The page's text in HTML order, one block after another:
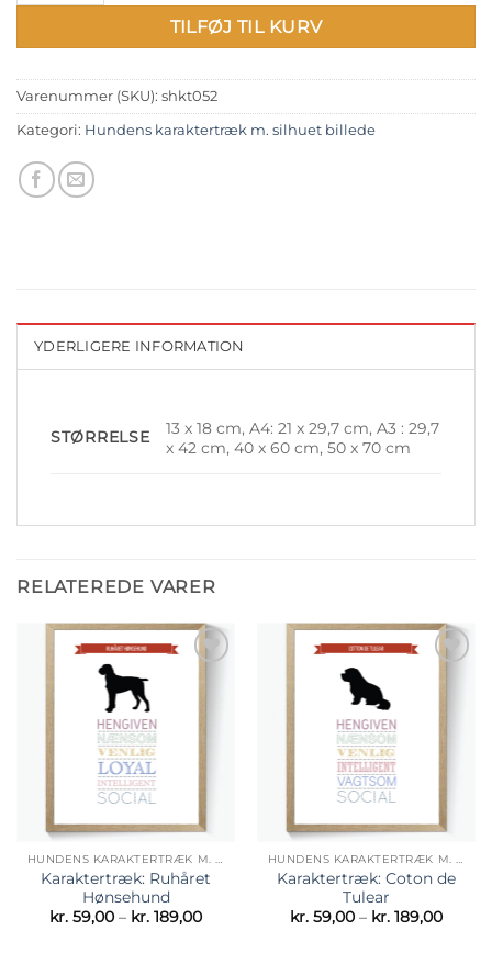
TILFØJ TIL KURV
Varenummer (SKU): shkt052
Kategori: Hundens karaktertræk m. silhuet billede
YDERLIGERE INFORMATION
STØRRELSE
13 x 18 cm, A4: 21 x 29,7 cm, A3 : 29,7
x 42 cm, 40 x 60 cm, 50 x 70 cm
RELATEREDE VARER
HUNDENS KARAKTERTRÆK M. SILHUET BILLEDE
Karaktertræk: Ruhåret
Hønsehund
kr. 59,00 – kr. 189,00Prisinterval:
HUNDENS KARAKTERTRÆK M. SILHUET BILLEDE
Karaktertræk: Coton de
Tulear
kr. 59,00 – kr. 189,00